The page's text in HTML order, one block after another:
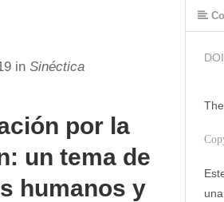
in Sinéctica
por la
un tema de
humanos y
DOI